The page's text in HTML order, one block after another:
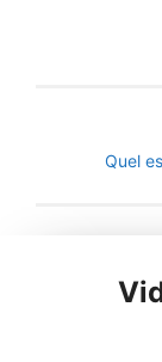
Quel